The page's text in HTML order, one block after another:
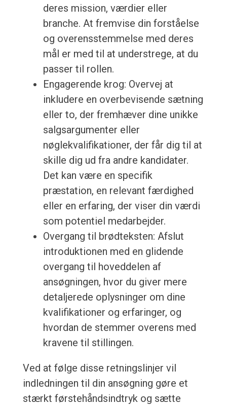
deres mission, værdier eller
branche. At fremvise din forståelse
og overensstemmelse med deres
mål er med til at understrege, at du
passer til rollen.
Engagerende krog: Overvej at
inkludere en overbevisende sætning
eller to, der fremhæver dine unikke
salgsargumenter eller
nøglekvalifikationer, der får dig til at
skille dig ud fra andre kandidater.
Det kan være en specifik
præstation, en relevant færdighed
eller en erfaring, der viser din værdi
som potentiel medarbejder.
Overgang til brødteksten: Afslut
introduktionen med en glidende
overgang til hoveddelen af
ansøgningen, hvor du giver mere
detaljerede oplysninger om dine
kvalifikationer og erfaringer, og
hvordan de stemmer overens med
kravene til stillingen.
Ved at følge disse retningslinjer vil
indledningen til din ansøgning gøre et
stærkt førstehåndsindtryk og sætte